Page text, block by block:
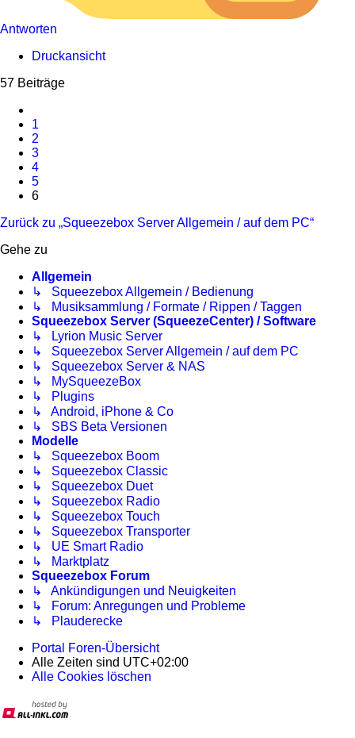
Antworten
Druckansicht
57 Beiträge
Vorherige
1
2
3
4
5
6
Zurück zu „Squeezebox Server Allgemein / auf dem PC“
Gehe zu
Allgemein
↳ Squeezebox Allgemein / Bedienung
↳ Musiksammlung / Formate / Rippen / Taggen
Squeezebox Server (SqueezeCenter) / Software
↳ Lyrion Music Server
↳ Squeezebox Server Allgemein / auf dem PC
↳ Squeezebox Server & NAS
↳ MySqueezeBox
↳ Plugins
↳ Android, iPhone & Co
↳ SBS Beta Versionen
Modelle
↳ Squeezebox Boom
↳ Squeezebox Classic
↳ Squeezebox Duet
↳ Squeezebox Radio
↳ Squeezebox Touch
↳ Squeezebox Transporter
↳ UE Smart Radio
↳ Marktplatz
Squeezebox Forum
↳ Ankündigungen und Neuigkeiten
↳ Forum: Anregungen und Probleme
↳ Plauderecke
Portal
Foren-Übersicht
Alle Zeiten sind UTC+02:00
Alle Cookies löschen